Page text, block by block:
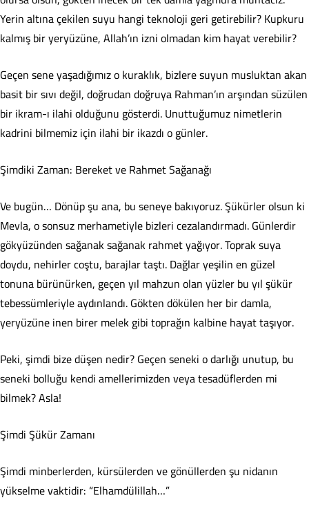
Yerin altına çekilen suyu hangi teknoloji geri getirebilir? Kupkuru
kalmış bir yeryüzüne, Allah’ın izni olmadan kim hayat verebilir?
​Geçen sene yaşadığımız o kuraklık, bizlere suyun musluktan akan
basit bir sıvı değil, doğrudan doğruya Rahman’ın arşından süzülen
bir ikram-ı ilahi olduğunu gösterdi. Unuttuğumuz nimetlerin
kadrini bilmemiz için ilahi bir ikazdı o günler.
​Şimdiki Zaman: Bereket ve Rahmet Sağanağı
​Ve bugün… Dönüp şu ana, bu seneye bakıyoruz. Şükürler olsun ki
Mevla, o sonsuz merhametiyle bizleri cezalandırmadı. Günlerdir
gökyüzünden sağanak sağanak rahmet yağıyor. Toprak suya
doydu, nehirler coştu, barajlar taştı. Dağlar yeşilin en güzel
tonuna bürünürken, geçen yıl mahzun olan yüzler bu yıl şükür
tebessümleriyle aydınlandı. Gökten dökülen her bir damla,
yeryüzüne inen birer melek gibi toprağın kalbine hayat taşıyor.
​Peki, şimdi bize düşen nedir? Geçen seneki o darlığı unutup, bu
seneki bolluğu kendi amellerimizden veya tesadüflerden mi
bilmek? Asla!
​Şimdi Şükür Zamanı
​Şimdi minberlerden, kürsülerden ve gönüllerden şu nidanın
yükselme vaktidir: “Elhamdülillah…”